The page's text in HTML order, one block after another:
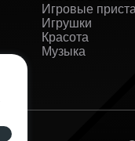
Игровые
Игрушки
Красота
Музыка